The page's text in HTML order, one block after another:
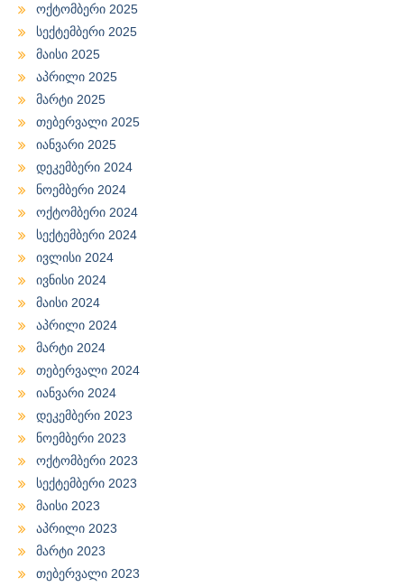
ოქტომბერი 2025
სექტემბერი 2025
მაისი 2025
აპრილი 2025
მარტი 2025
თებერვალი 2025
იანვარი 2025
დეკემბერი 2024
ნოემბერი 2024
ოქტომბერი 2024
სექტემბერი 2024
ივლისი 2024
ივნისი 2024
მაისი 2024
აპრილი 2024
მარტი 2024
თებერვალი 2024
იანვარი 2024
დეკემბერი 2023
ნოემბერი 2023
ოქტომბერი 2023
სექტემბერი 2023
მაისი 2023
აპრილი 2023
მარტი 2023
თებერვალი 2023